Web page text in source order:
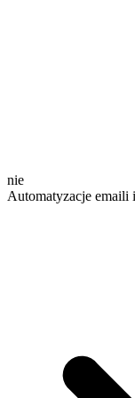
nie
Automatyzacje emaili